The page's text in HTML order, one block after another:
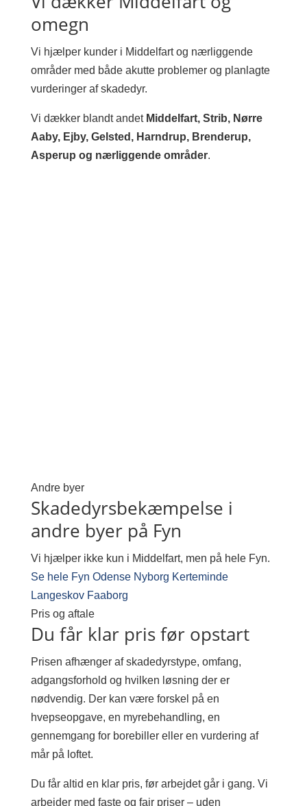
omegn
Vi hjælper kunder i Middelfart og nærliggende
områder med både akutte problemer og planlagte
vurderinger af skadedyr.
Vi dækker blandt andet Middelfart, Strib, Nørre
Aaby, Ejby, Gelsted, Harndrup, Brenderup,
Asperup og nærliggende områder.
Andre byer
Skadedyrsbekæmpelse i
andre byer på Fyn
Vi hjælper ikke kun i Middelfart, men på hele Fyn.
Se hele Fyn Odense Nyborg Kerteminde
Langeskov Faaborg
Pris og aftale
Du får klar pris før opstart
Prisen afhænger af skadedyrstype, omfang,
adgangsforhold og hvilken løsning der er
nødvendig. Der kan være forskel på en
hvepseopgave, en myrebehandling, en
gennemgang for borebiller eller en vurdering af
mår på loftet.
Du får altid en klar pris, før arbejdet går i gang. Vi
arbejder med faste og fair priser – uden